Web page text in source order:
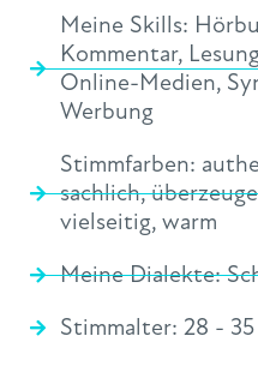
Meine Skills:
Kommentar, Lesung
Online-Medien,
Werbung
Stimmfarben:
sachlich,
vielseitig, warm
Meine Dialekte:
Stimmalter: 28 - 35